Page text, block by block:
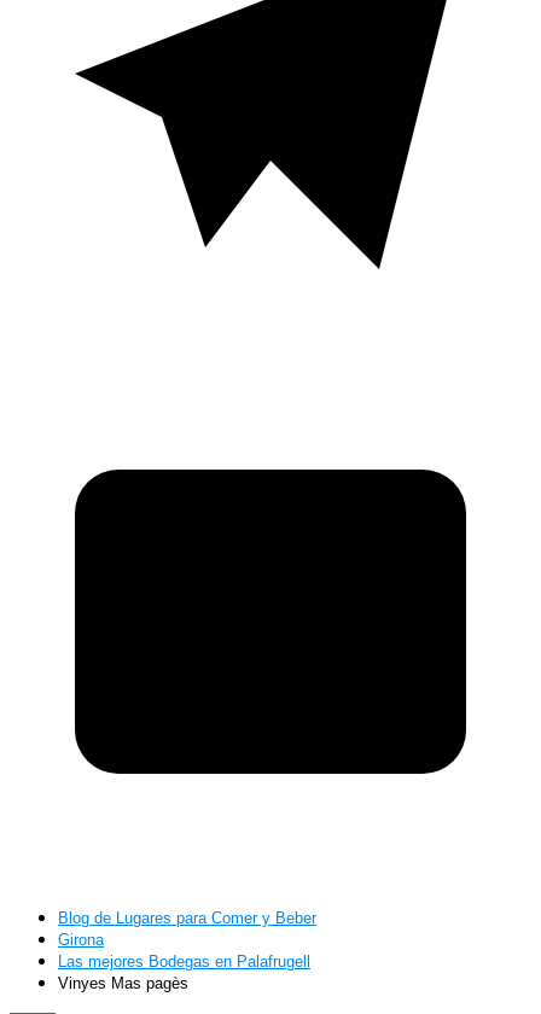
Blog de Lugares para Comer y Beber
Girona
Las mejores Bodegas en Palafrugell
Vinyes Mas pagès